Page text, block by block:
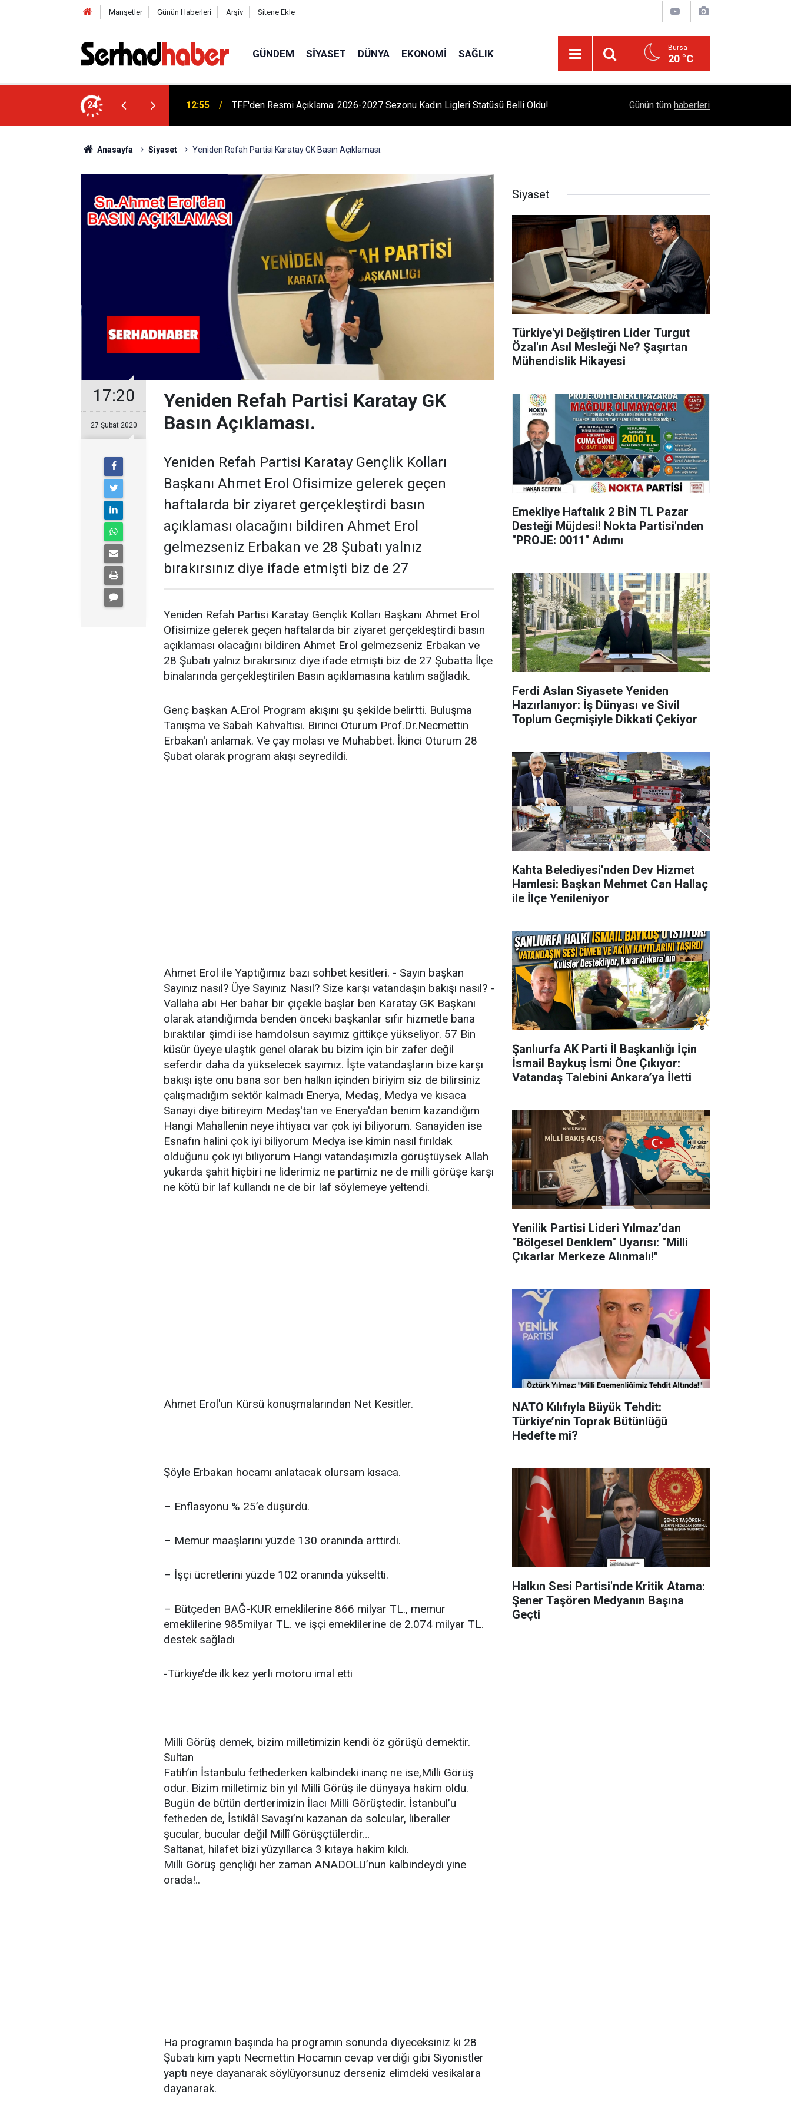
Manşetler Günün Haberleri Arşiv Sitene Ekle
GÜNDEM SIYASET DÜNYA EKONOMI SAĞLIK Bursa
20 °C
24 12:33
Adalet Çağrısı
Öğrencilerini Bekliyor
Günün tüm haberleri
Anasayfa Siyaset Yeniden Refah Partisi Karatay GK Basın Açıklaması.
17:20
27 Şubat 2020
Yeniden Refah Partisi Karatay GK
Basın Açıklaması.
Yeniden Refah Partisi Karatay Gençlik Kolları
Başkanı Ahmet Erol Ofisimize gelerek geçen
haftalarda bir ziyaret gerçekleştirdi basın
açıklaması olacağını bildiren Ahmet Erol
gelmezseniz Erbakan ve 28 Şubatı yalnız
bırakırsınız diye ifade etmişti biz de 27
Yeniden Refah Partisi Karatay Gençlik Kolları Başkanı Ahmet Erol
Ofisimize gelerek geçen haftalarda bir ziyaret gerçekleştirdi basın
açıklaması olacağını bildiren Ahmet Erol gelmezseniz Erbakan ve
28 Şubatı yalnız bırakırsınız diye ifade etmişti biz de 27 Şubatta İlçe
binalarında gerçekleştirilen Basın açıklamasına katılım sağladık.
Genç başkan A.Erol Program akışını şu şekilde belirtti. Buluşma
Tanışma ve Sabah Kahvaltısı. Birinci Oturum Prof.Dr.Necmettin
Erbakan'ı anlamak. Ve çay molası ve Muhabbet. İkinci Oturum 28
Şubat olarak program akışı seyredildi.
Ahmet Erol ile Yaptığımız bazı sohbet kesitleri. - Sayın başkan
Sayınız nasıl? Üye Sayınız Nasıl? Size karşı vatandaşın bakışı nasıl? -
Vallaha abi Her bahar bir çiçekle başlar ben Karatay GK Başkanı
olarak atandığımda benden önceki başkanlar sıfır hizmetle bana
bıraktılar şimdi ise hamdolsun sayımız gittikçe yükseliyor. 57 Bin
küsür üyeye ulaştık genel olarak bu bizim için bir zafer değil
seferdir daha da yükselecek sayımız. İşte vatandaşların bize karşı
bakışı işte onu bana sor ben halkın içinden biriyim siz de bilirsiniz
çalışmadığım sektör kalmadı Enerya, Medaş, Medya ve kısaca
Sanayi diye bitireyim Medaş'tan ve Enerya'dan benim kazandığım
Hangi Mahallenin neye ihtiyacı var çok iyi biliyorum. Sanayiden ise
Esnafın halini çok iyi biliyorum Medya ise kimin nasıl fırıldak
olduğunu çok iyi biliyorum Hangi vatandaşımızla görüştüysek Allah
yukarda şahit hiçbiri ne liderimiz ne partimiz ne de milli görüşe karşı
ne kötü bir laf kullandı ne de bir laf söylemeye yeltendi.
Ahmet Erol'un Kürsü konuşmalarından Net Kesitler.
Şöyle Erbakan hocamı anlatacak olursam kısaca.
– Enflasyonu % 25’e düşürdü.
– Memur maaşlarını yüzde 130 oranında arttırdı.
– İşçi ücretlerini yüzde 102 oranında yükseltti.
– Bütçeden BAĞ-KUR emeklilerine 866 milyar TL., memur
emeklilerine 985milyar TL. ve işçi emeklilerine de 2.074 milyar TL.
destek sağladı
-Türkiye’de ilk kez yerli motoru imal etti
Milli Görüş demek, bizim milletimizin kendi öz görüşü demektir.
Sultan
Fatih’in İstanbulu fethederken kalbindeki inanç ne ise,Milli Görüş
odur. Bizim milletimiz bin yıl Milli Görüş ile dünyaya hakim oldu.
Bugün de bütün dertlerimizin İlacı Milli Görüştedir. İstanbul’u
fetheden de, İstiklâl Savaşı’nı kazanan da solcular, liberaller
şucular, bucular değil Millî Görüşçtülerdir…
Saltanat, hilafet bizi yüzyıllarca 3 kıtaya hakim kıldı.
Milli Görüş gençliği her zaman ANADOLU’nun kalbindeydi yine
orada!..
Ha programın başında ha programın sonunda diyeceksiniz ki 28
Şubatı kim yaptı Necmettin Hocamın cevap verdiği gibi Siyonistler
yaptı neye dayanarak söylüyorsunuz derseniz elimdeki vesikalara
dayanarak.
Siyaset
Türkiye'yi Değiştiren Lider Turgut
Özal'ın Asıl Mesleği Ne? Şaşırtan
Mühendislik Hikayesi
Emekliye Haftalık 2 BİN TL Pazar
Desteği Müjdesi! Nokta Partisi'nden
"PROJE: 0011" Adımı
Ferdi Aslan Siyasete Yeniden
Hazırlanıyor: İş Dünyası ve Sivil
Toplum Geçmişiyle Dikkati Çekiyor
Kahta Belediyesi'nden Dev Hizmet
Hamlesi: Başkan Mehmet Can Hallaç
ile İlçe Yenileniyor
Şanlıurfa AK Parti İl Başkanlığı İçin
İsmail Baykuş İsmi Öne Çıkıyor:
Vatandaş Talebini Ankara’ya İletti
Yenilik Partisi Lideri Yılmaz’dan
"Bölgesel Denklem" Uyarısı: "Milli
Çıkarlar Merkeze Alınmalı!"
NATO Kılıfıyla Büyük Tehdit:
Türkiye’nin Toprak Bütünlüğü
Hedefte mi?
Halkın Sesi Partisi'nde Kritik Atama:
Şener Taşören Medyanın Başına
Geçti